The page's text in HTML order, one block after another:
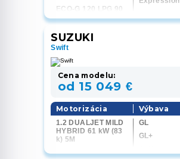
ECO-G 120 LPG 90
kW (120 k) 6M
kW (120 k) 6EDC
SUZUKI
Swift
Cena modelu:
od 15 049 €
Motorizácia
1.2 DUALJET MILD
HYBRID 61 kW (83
k) 5M
1.2 DUALJET MILD
Výbava
GL
GL+